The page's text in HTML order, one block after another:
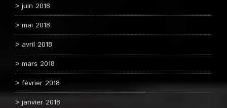
juin 2018
mai 2018
avril 2018
mars 2018
février 2018
janvier 2018